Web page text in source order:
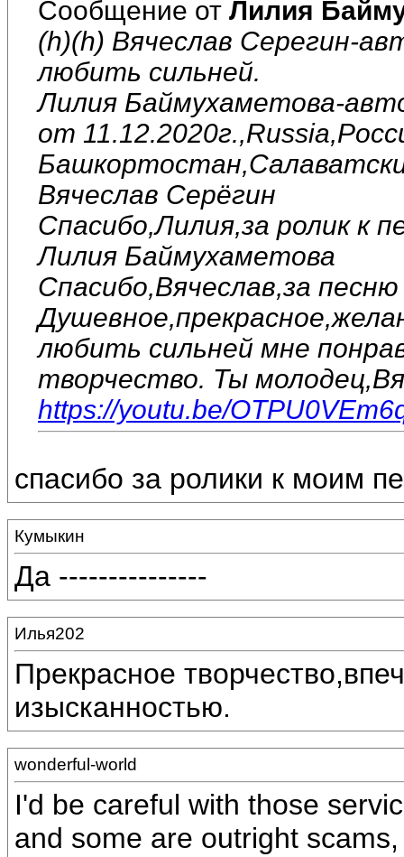
Сообщение от Лилия
(h)(h) Вячеслав Серегин-
любить сильней.
Лилия Баймухаметова-
от
Вячеслав Серёгин
Спасибо,Лилия,за ролик к
Лилия Баймухаметова
Спасибо,Вячеслав,за песню
любить сильней мне
творчество. Ты
https://youtu.be/
спасибо за ролики к моим
Кумыкин
Да ---------------
Илья202
Прекрасное
изысканностью.
wonderful-world
I'd be careful with those
and some are outright